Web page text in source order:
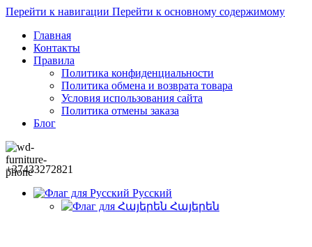
Перейти к навигации Перейти к основному содержимому
Главная
Контакты
Правила
Политика конфиденциальности
Политика обмена и возврата товара
Условия использования сайта
Политика отмены заказа
Блог
+37433272821
Русский
Հայերեն